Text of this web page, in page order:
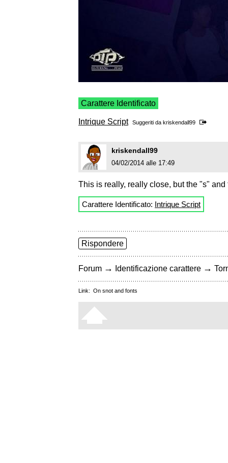
Carattere Identificato
Intrique Script Suggeriti da kriskendall99
kriskendall99
04/02/2014 alle 17:49
This is really, really close, but the "s" and
Carattere Identificato: Intrique Script
Rispondere
Forum → Identificazione carattere →
Link: On snot and fonts